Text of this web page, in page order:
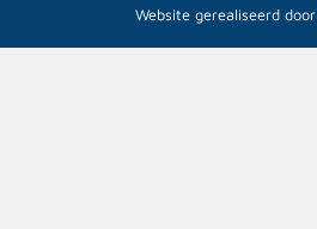
Website gerealiseerd door